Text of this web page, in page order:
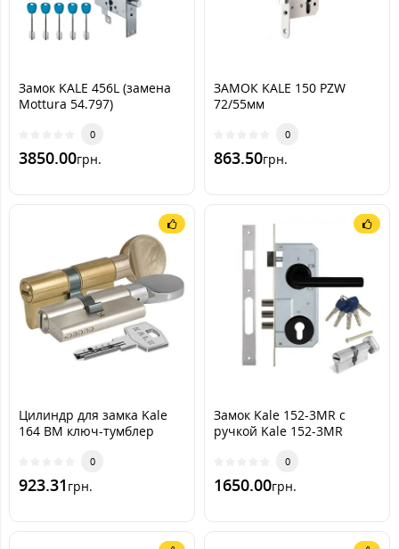
Замок KALE 456L (замена
Mottura 54.797)
0
3850.00грн.
ЗАМОК KALE 150 PZW
72/55мм
0
863.50грн.
Цилиндр для замка Kale
164 BM ключ-тумблер
0
923.31 грн.
Замок Kale 152-3MR с
ручкой Kale 152-3MR
0
1650.00грн.